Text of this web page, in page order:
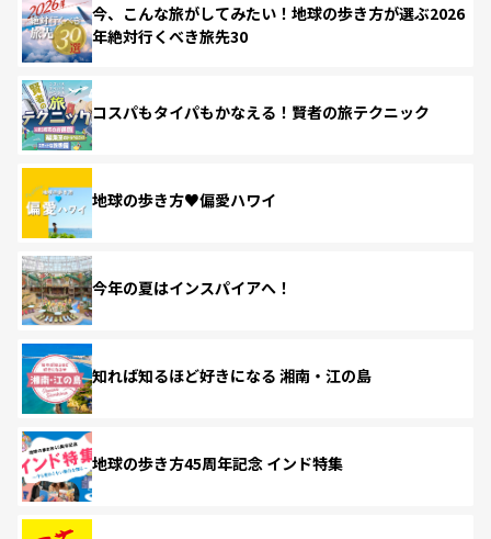
今、こんな旅がしてみたい！地球の歩き方が選ぶ2026
年絶対行くべき旅先30
コスパもタイパもかなえる！賢者の旅テクニック
地球の歩き方♥偏愛ハワイ
今年の夏はインスパイアへ！
知れば知るほど好きになる 湘南・江の島
地球の歩き方45周年記念 インド特集